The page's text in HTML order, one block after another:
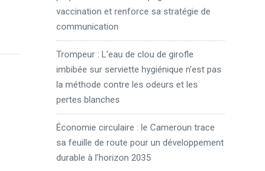
vaccination et renforce sa stratégie de
communication
Trompeur : L’eau de clou de girofle
imbibée sur serviette hygiénique n’est pas
la méthode contre les odeurs et les
pertes blanches
Économie circulaire : le Cameroun trace
sa feuille de route pour un développement
durable à l’horizon 2035